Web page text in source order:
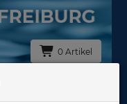
0 Artikel